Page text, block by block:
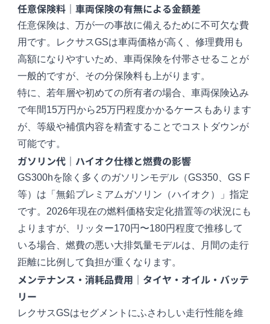
任意保険料｜車両保険の有無による金額差
任意保険は、万が一の事故に備えるために不可欠な費
用です。レクサスGSは車両価格が高く、修理費用も
高額になりやすいため、車両保険を付帯させることが
一般的ですが、その分保険料も上がります。
特に、若年層や初めての所有者の場合、車両保険込み
で年間15万円から25万円程度かかるケースもあります
が、等級や補償内容を精査することでコストダウンが
可能です。
ガソリン代｜ハイオク仕様と燃費の影響
GS300hを除く多くのガソリンモデル（GS350、GS F
等）は「無鉛プレミアムガソリン（ハイオク）」指定
です。2026年現在の燃料価格安定化措置等の状況にも
よりますが、リッター170円〜180円程度で推移して
いる場合、燃費の悪い大排気量モデルは、月間の走行
距離に比例して負担が重くなります。
メンテナンス・消耗品費用｜タイヤ・オイル・バッテ
リー
レクサスGSはセグメントにふさわしい走行性能を維